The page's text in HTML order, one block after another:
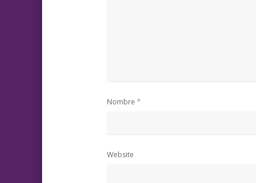
Nombre *
Website